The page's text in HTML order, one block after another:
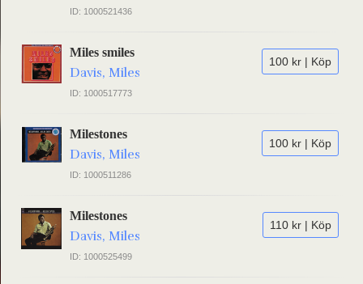
ID: 1000521436
100 kr | Köp
Miles smiles
Davis, Miles
ID: 1000517773
100 kr | Köp
Milestones
Davis, Miles
ID: 1000511286
110 kr | Köp
Milestones
Davis, Miles
ID: 1000525499